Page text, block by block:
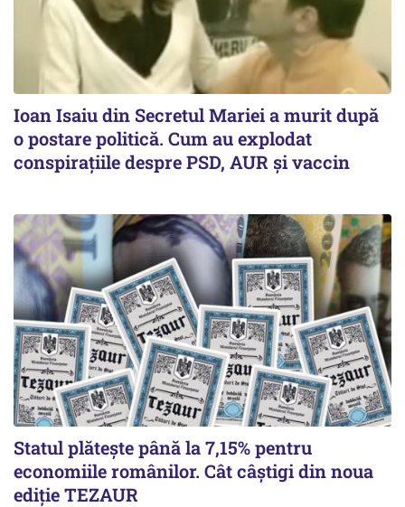
Ioan Isaiu din Secretul Mariei a murit după
o postare politică. Cum au explodat
conspirațiile despre PSD, AUR și vaccin
Statul plătește până la 7,15% pentru
economiile românilor. Cât câștigi din noua
ediție TEZAUR